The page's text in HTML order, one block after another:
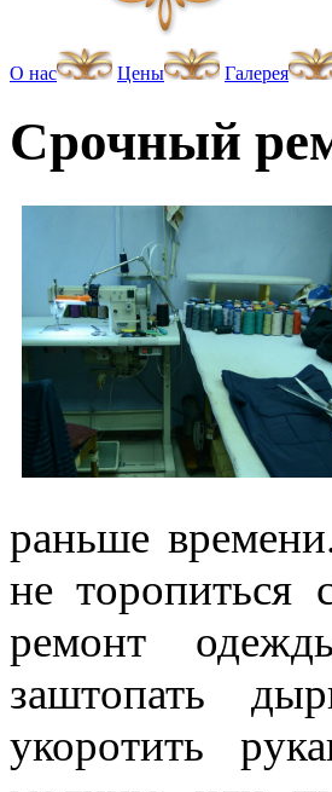
О нас Цены Галерея
Срочный
раньше
не торопиться
ремонт
заштопать
укоротить